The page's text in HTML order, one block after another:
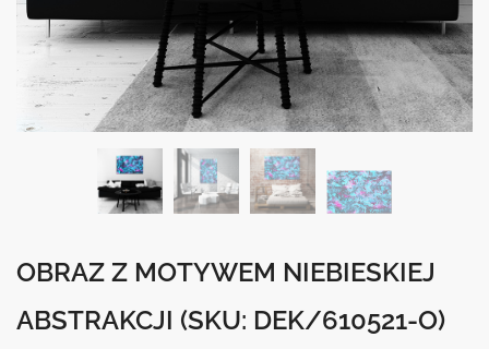
OBRAZ Z MOTYWEM NIEBIESKIEJ
ABSTRAKCJI (SKU: DEK/610521-O)